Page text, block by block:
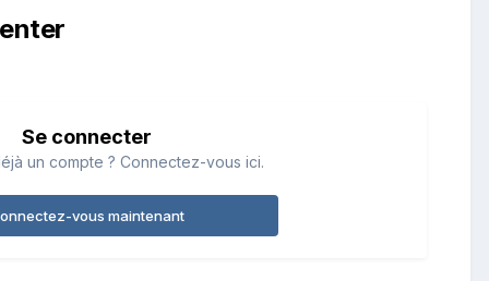
Se connecter
un compte ? Connectez-vous ici.
vous maintenant